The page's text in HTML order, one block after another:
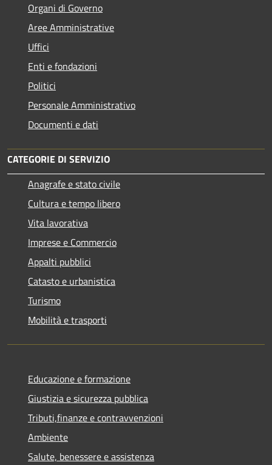
Organi di Governo
Aree Amministrative
Uffici
Enti e fondazioni
Politici
Personale Amministrativo
Documenti e dati
CATEGORIE DI SERVIZIO
Anagrafe e stato civile
Cultura e tempo libero
Vita lavorativa
Imprese e Commercio
Appalti pubblici
Catasto e urbanistica
Turismo
Mobilità e trasporti
Educazione e formazione
Giustizia e sicurezza pubblica
Tributi,finanze e contravvenzioni
Ambiente
Salute, benessere e assistenza